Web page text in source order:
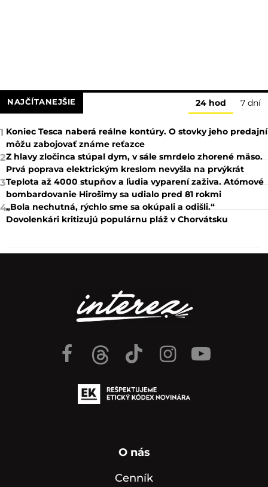
NAJČÍTANEJŠIE 24 hod 7 dní
1 Koniec Tesca naberá reálne kontúry. O stovky jeho predajní
môžu zabojovať známe reťazce
2Z hlavy zločinca stúpal dym, v sále smrdelo zhorené mäso.
Prvá poprava elektrickým kreslom nevyšla na prvýkrát
3Teplota až 4000 stupňov a ľudia vyparení zaživa. Atómové
bombardovanie Hirošimy sa udialo pred 81 rokmi
4„Bola nechutná, rýchlo sme sa okúpali a odišli.“
Dovolenkári kritizujú populárnu pláž v Chorvátsku
O nás
Cenník